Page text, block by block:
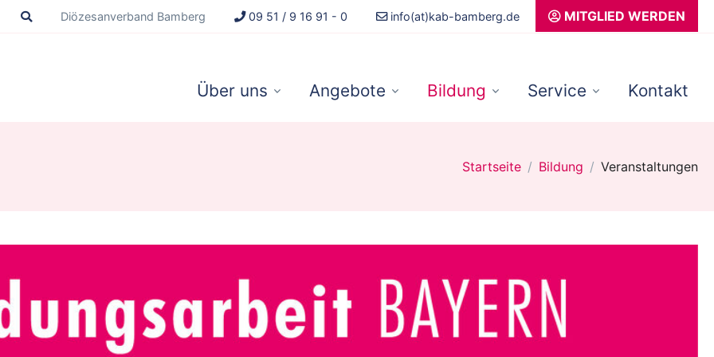
Diözesanverband Bamberg 09 51 / 9 16 91 - 0 info(at)kab-bamberg.de MITGLIED WERDEN
Über uns Angebote Bildung Service Kontakt
Startseite Bildung Veranstaltungen